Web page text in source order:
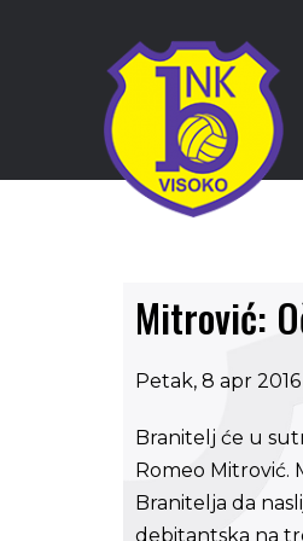
Mitrović:
Petak, 8 apr 2016
Branitelj će u
Romeo Mitrović.
Branitelja da
debitantska na